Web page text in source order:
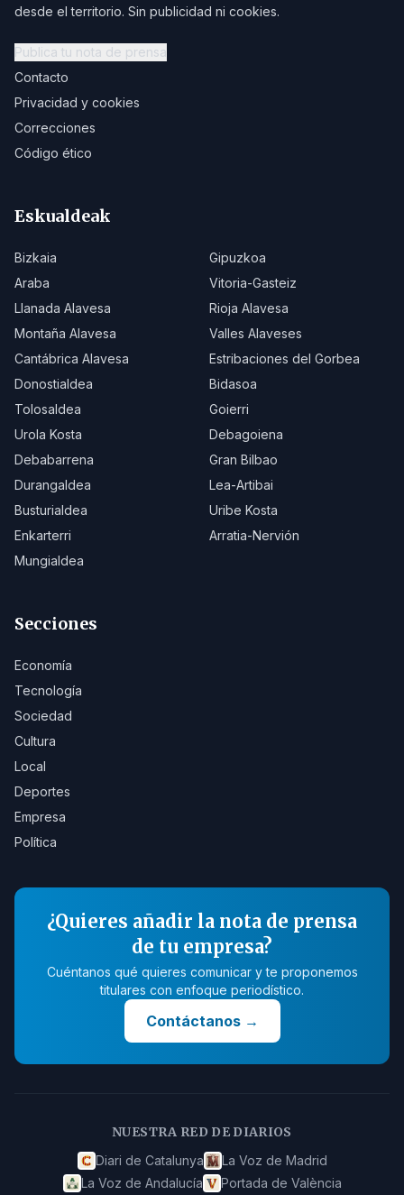
desde el territorio. Sin publicidad ni cookies.
Publica tu nota de prensa
Contacto
Privacidad y cookies
Correcciones
Código ético
Eskualdeak
Bizkaia
Gipuzkoa
Araba
Vitoria-Gasteiz
Llanada Alavesa
Rioja Alavesa
Montaña Alavesa
Valles Alaveses
Cantábrica Alavesa
Estribaciones del Gorbea
Donostialdea
Bidasoa
Tolosaldea
Goierri
Urola Kosta
Debagoiena
Debabarrena
Gran Bilbao
Durangaldea
Lea-Artibai
Busturialdea
Uribe Kosta
Enkarterri
Arratia-Nervión
Mungialdea
Secciones
Economía
Tecnología
Sociedad
Cultura
Local
Deportes
Empresa
Política
¿Quieres añadir la nota de prensa
de tu empresa?
Cuéntanos qué quieres comunicar y te proponemos
titulares con enfoque periodístico.
Contáctanos→
NUESTRA RED DE DIARIOS
Diari de Catalunya
La Voz de Madrid
La Voz de Andalucía
Portada de València